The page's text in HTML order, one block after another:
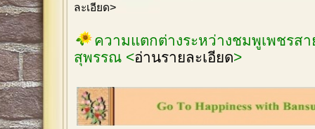
ละเอียด>
ความแตกต่างระหว่างชมพูเพชรส
สุพรรณ <อ่านรายละเอียด>